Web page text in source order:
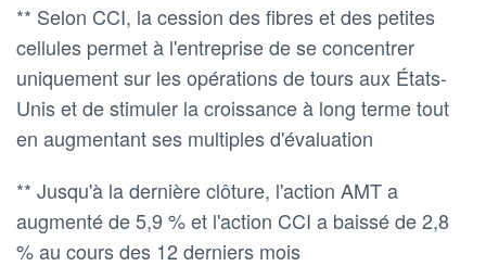
** Selon CCI, la cession des fibres et des petites
cellules permet à l'entreprise de se concentrer
uniquement sur les opérations de tours aux États-
Unis et de stimuler la croissance à long terme tout
en augmentant ses multiples d'évaluation
** Jusqu'à la dernière clôture, l'action AMT a
augmenté de 5,9 % et l'action CCI a baissé de 2,8
% au cours des 12 derniers mois